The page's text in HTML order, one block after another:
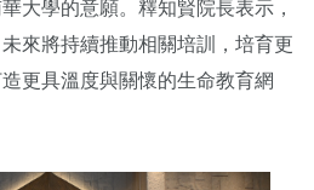
大學的意願。釋知賢院長表示，
來將持續推動相關培訓，培育更
更具溫度與關懷的生命教育網